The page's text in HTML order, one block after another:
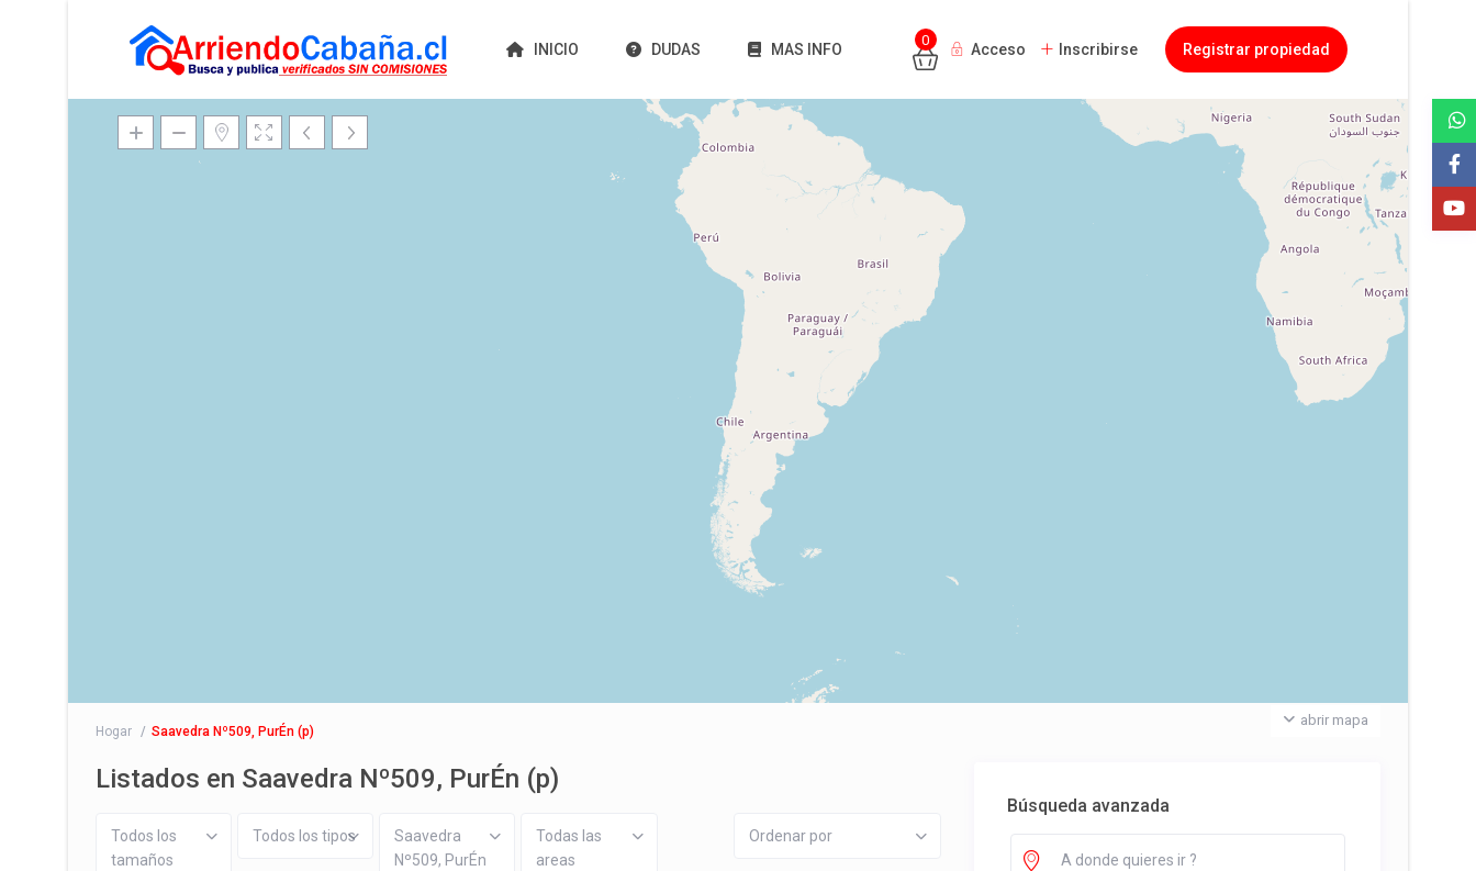
INICIO DUDAS MAS INFO
0
Acceso Inscribirse Registrar propiedad
Cargando mapas
abrir mapa
Hogar Saavedra Nº509, PurÉn (p)
Listados en Saavedra Nº509, PurÉn (p)
Todos los
tamaños
Todos los tipos
Saavedra
Nº509, PurÉn
Todas las
areas
Ordenar por
Búsqueda avanzada